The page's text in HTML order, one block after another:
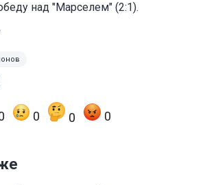
над "Марселем" (2:1).
0 0 0